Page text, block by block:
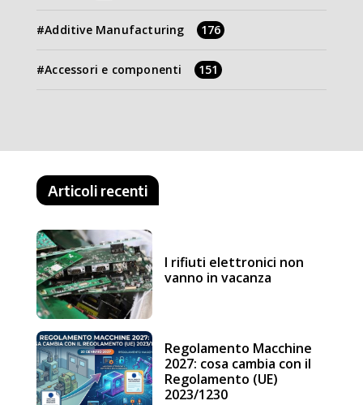
Additive Manufacturing 176
Accessori e componenti 151
Articoli recenti
I rifiuti elettronici non
vanno in vacanza
Regolamento Macchine
2027: cosa cambia con il
Regolamento (UE)
2023/1230